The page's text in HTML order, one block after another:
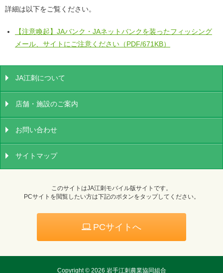
詳細は以下をご覧ください。
【注意喚起】JAバンク・JAネットバンクを装ったフィッシング
メール、サイトにご注意ください（PDF/671KB）
JA江刺について
店舗・施設のご案内
お問い合わせ
サイトマップ
このサイトはJA江刺モバイル版サイトです。
PCサイトを閲覧したい方は下記のボタンをタップしてください。
PCサイトへ
Copyright © 2026 岩手江刺農業協同組合